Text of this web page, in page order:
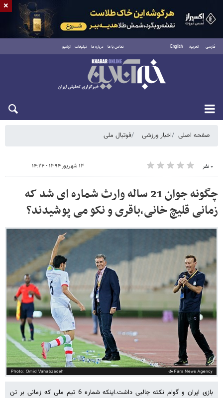
فارسی العربية English تماس با ما درباره ما تبلیغات آرشیو
شنبه ۱۷ مرداد ۱۴۰۵
صفحه اصلی اخبار ورزشی فوتبال ملی
۰ نفر ۱۳ شهریور ۱۳۹۴ - ۱۴:۲۴
چگونه جوان 21 ساله وارث شماره ای شد که
زمانی قلیچ خانی،باقری و نکو می پوشیدند؟
بازی ایران و گوام نکته جالبی داشت.اینکه شماره 6 تیم ملی که زمانی بر تن
×